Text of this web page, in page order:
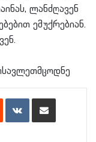
ლანძღავენ
ემუქრებიან.
Reddit VKontakteShare via Email